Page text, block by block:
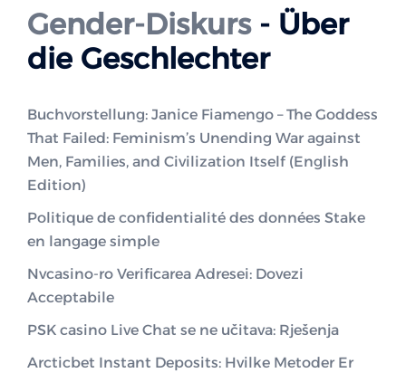
Gender-Diskurs- Über
die Geschlechter
Buchvorstellung: Janice Fiamengo – The Goddess
That Failed: Feminism’s Unending War against
Men, Families, and Civilization Itself (English
Edition)
Politique de confidentialité des données Stake
en langage simple
Nvcasino-ro Verificarea Adresei: Dovezi
Acceptabile
PSK casino Live Chat se ne učitava: Rješenja
Arcticbet Instant Deposits: Hvilke Metoder Er